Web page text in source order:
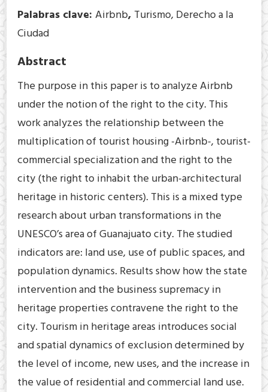
Palabras clave: Airbnb, Turismo, Derecho a la
Ciudad
Abstract
The purpose in this paper is to analyze Airbnb
under the notion of the right to the city. This
work analyzes the relationship between the
multiplication of tourist housing -Airbnb-, tourist-
commercial specialization and the right to the
city (the right to inhabit the urban-architectural
heritage in historic centers). This is a mixed type
research about urban transformations in the
UNESCO’s area of Guanajuato city. The studied
indicators are: land use, use of public spaces, and
population dynamics. Results show how the state
intervention and the business supremacy in
heritage properties contravene the right to the
city. Tourism in heritage areas introduces social
and spatial dynamics of exclusion determined by
the level of income, new uses, and the increase in
the value of residential and commercial land use.